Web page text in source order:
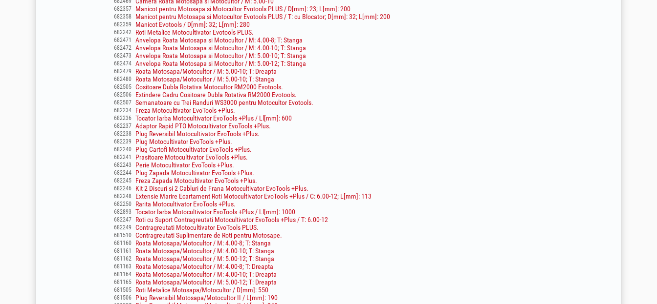
682357 Manicot pentru Motosapa si Motocultor Evotools PLUS / D[mm]: 23; L[mm]: 200
682358 Manicot pentru Motosapa si Motocultor Evotools PLUS / T: cu Blocator; D[mm]: 32; L[mm]: 200
682359 Manicot Evotools / D[mm]: 32; L[mm]: 280
682242 Roti Metalice Motocultivator Evotools PLUS.
682471 Anvelopa Roata Motosapa si Motocultor / M: 4.00-8; T: Stanga
682472 Anvelopa Roata Motosapa si Motocultor / M: 4.00-10; T: Stanga
682473 Anvelopa Roata Motosapa si Motocultor / M: 5.00-10; T: Stanga
682474 Anvelopa Roata Motosapa si Motocultor / M: 5.00-12; T: Stanga
682479 Roata Motosapa/Motocultor / M: 5.00-10; T: Dreapta
682480 Roata Motosapa/Motocultor / M: 5.00-10; T: Stanga
682505 Cositoare Dubla Rotativa Motocultor RM2000 Evotools.
682506 Extindere Cadru Cositoare Dubla Rotativa RM2000 Evotools.
682507 Semanatoare cu Trei Randuri WS3000 pentru Motocultor Evotools.
682234 Freza Motocultivator EvoTools +Plus.
682236 Tocator Iarba Motocultivator EvoTools +Plus / Ll[mm]: 600
682237 Adaptor Rapid PTO Motocultivator EvoTools +Plus.
682238 Plug Reversibil Motocultivator EvoTools +Plus.
682239 Plug Motocultivator EvoTools +Plus.
682240 Plug Cartofi Motocultivator EvoTools +Plus.
682241 Prasitoare Motocultivator EvoTools +Plus.
682243 Perie Motocultivator EvoTools +Plus.
682244 Plug Zapada Motocultivator EvoTools +Plus.
682245 Freza Zapada Motocultivator EvoTools +Plus.
682246 Kit 2 Discuri si 2 Cabluri de Frana Motocultivator EvoTools +Plus.
682248 Extensie Marire Ecartament Roti Motocultivator EvoTools +Plus / C: 6.00-12; L[mm]: 113
682250 Rarita Motocultivator EvoTools +Plus.
682893 Tocator Iarba Motocultivator EvoTools +Plus / Ll[mm]: 1000
682247 Roti cu Suport Contragreutati Motocultivator EvoTools +Plus / T: 6.00-12
682249 Contragreutati Motocultivator EvoTools PLUS.
681510 Contragreutati Suplimentare de Roti pentru Motosape.
681160 Roata Motosapa/Motocultor / M: 4.00-8; T: Stanga
681161 Roata Motosapa/Motocultor / M: 4.00-10; T: Stanga
681162 Roata Motosapa/Motocultor / M: 5.00-12; T: Stanga
681163 Roata Motosapa/Motocultor / M: 4.00-8; T: Dreapta
681164 Roata Motosapa/Motocultor / M: 4.00-10; T: Dreapta
681165 Roata Motosapa/Motocultor / M: 5.00-12; T: Dreapta
681505 Roti Metalice Motosapa/Motocultor / D[mm]: 550
681506 Plug Reversibil Motosapa/Motocultor II / L[mm]: 190